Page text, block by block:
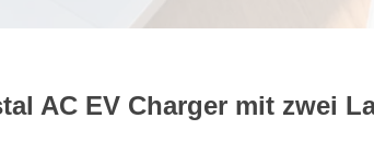
AC EV Charger mit zwei